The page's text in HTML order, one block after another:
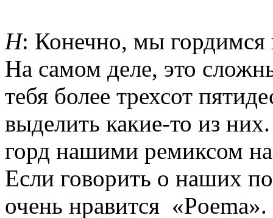
Н: Конечно, мы
На самом деле, это
тебя более трехсот
выделить какие-то из
горд нашими ремиксом
Если говорить о наших
очень нравится